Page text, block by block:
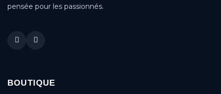
pensée pour les passionnés.
BOUTIQUE